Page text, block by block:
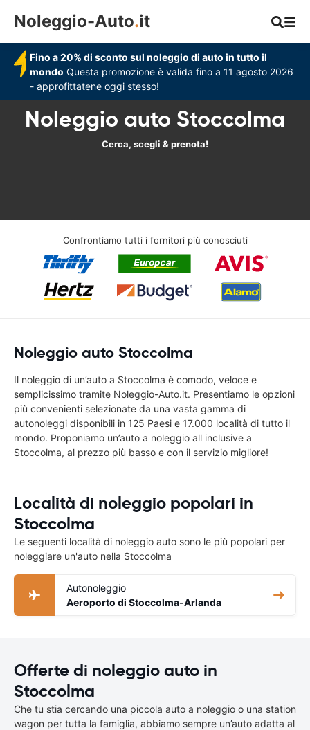
Noleggio-Auto.it
Fino a 20% di sconto sul noleggio di auto in tutto il
mondo Questa promozione è valida fino a 11 agosto 2026
- approfittatene oggi stesso!
Noleggio auto Stoccolma
Cerca, scegli & prenota!
Confrontiamo tutti i fornitori più conosciuti
Noleggio auto Stoccolma
Il noleggio di un’auto a Stoccolma è comodo, veloce e
semplicissimo tramite Noleggio-Auto.it. Presentiamo le opzioni
più convenienti selezionate da una vasta gamma di
autonoleggi disponibili in 125 Paesi e 17.000 località di tutto il
mondo. Proponiamo un’auto a noleggio all inclusive a
Stoccolma, al prezzo più basso e con il servizio migliore!
Località di noleggio popolari in
Stoccolma
Le seguenti località di noleggio auto sono le più popolari per
noleggiare un'auto nella Stoccolma
Autonoleggio
Aeroporto di Stoccolma-Arlanda
Offerte di noleggio auto in
Stoccolma
Che tu stia cercando una piccola auto a noleggio o una station
wagon per tutta la famiglia, abbiamo sempre un’auto adatta al